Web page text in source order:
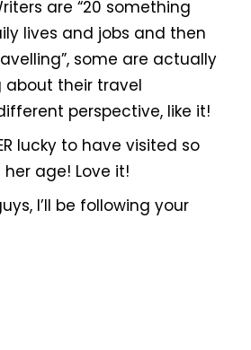
are “20 something
lives and jobs and then
some are actually
their travel
perspective, like it!
lucky to have visited so
age! Love it!
I’ll be following your